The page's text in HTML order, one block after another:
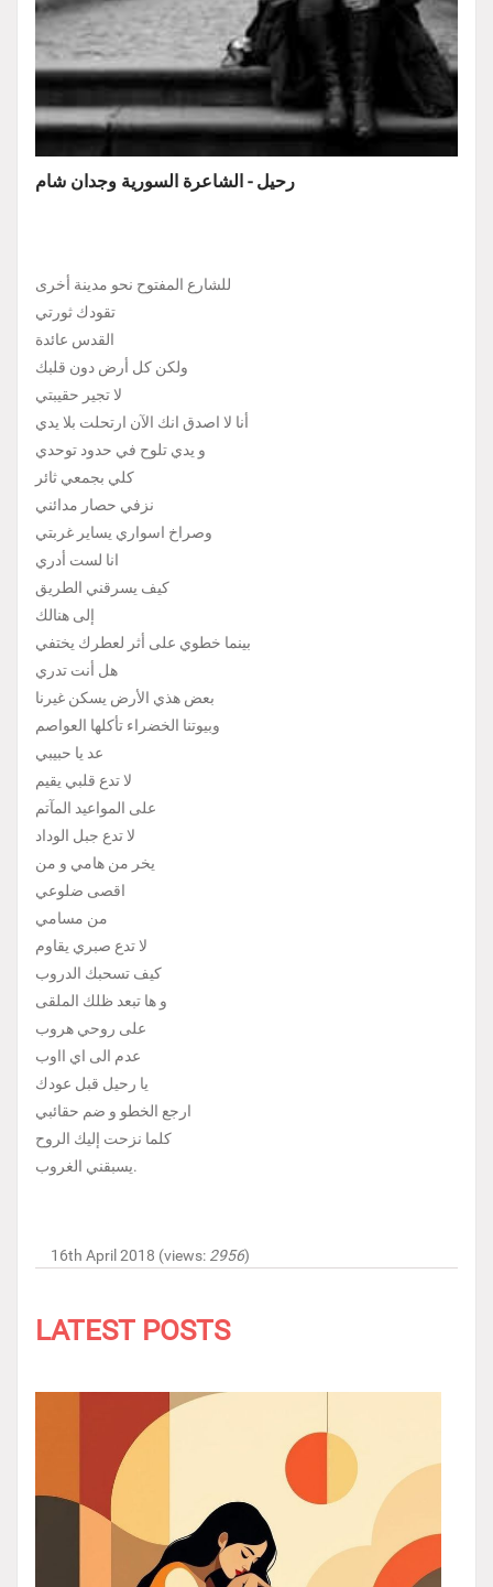
رحيل - الشاعرة السورية وجدان شام
للشارع المفتوح نحو مدينة أخرى
تقودك ثورتي
القدس عائدة
ولكن كل أرض دون قلبك
لا تجير حقيبتي
أنا لا اصدق انك الآن ارتحلت بلا يدي
و يدي تلوح في حدود توحدي
كلي بجمعي ثائر
نزفي حصار مدائني
وصراخ اسواري يساير غربتي
انا لست أدري
كيف يسرقني الطريق
إلى هنالك
بينما خطوي على أثر لعطرك يختفي
هل أنت تدري
بعض هذي الأرض يسكن غيرنا
وبيوتنا الخضراء تأكلها العواصم
عد يا حبيبي
لا تدع قلبي يقيم
على المواعيد المآتم
لا تدع جبل الوداد
يخر من هامي و من
اقصى ضلوعي
من مسامي
لا تدع صبري يقاوم
كيف تسحبك الدروب
و ها تبعد ظلك الملقى
على روحي هروب
عدم الى اي ااوب
يا رحيل قبل عودك
ارجع الخطو و ضم حقائبي
كلما نزحت إليك الروح
يسبقني الغروب.
16th April 2018 (views: 2956)
LATEST POSTS